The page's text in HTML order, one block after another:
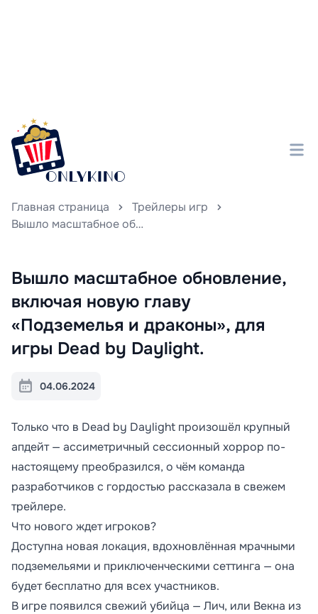
Главная страница
Трейлеры игр
Вышло масштабное обновление, включая новую главу «Подземелья и драконы», для игры Dead by Daylight.
Вышло масштабное обновление,
включая новую главу
«Подземелья и драконы», для
игры Dead by Daylight.
04.06.2024
Только что в Dead by Daylight произошёл крупный
апдейт — ассиметричный сессионный хоррор по-
настоящему преобразился, о чём команда
разработчиков с гордостью рассказала в свежем
трейлере.
Что нового ждет игроков?
Доступна новая локация, вдохновлённая мрачными
подземельями и приключенческими сеттинга — она
будет бесплатно для всех участников.
В игре появился свежий убийца — Лич, или Векна из